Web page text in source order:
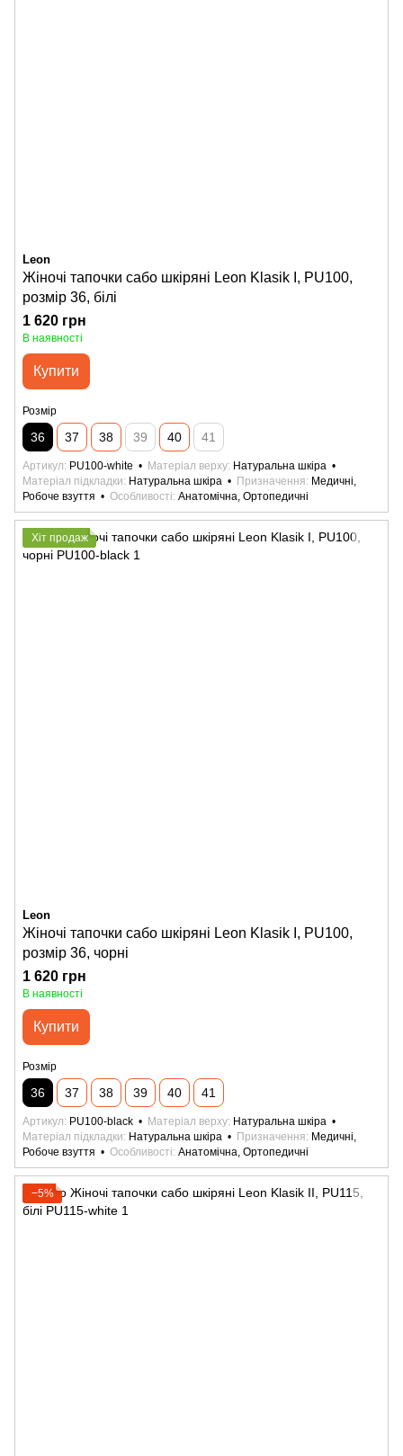
Leon
Жіночі тапочки сабо шкіряні Leon Klasik I, PU100,
розмір 36, білі
1 620 грн
В наявності
Купити
Розмір
36 37 38 39 40 41
Артикул PU100-white Матеріал верху Натуральна шкіра
Матеріал підкладки
Натуральна шкіра Призначення
Медичні,
Робоче взуття
Особливості Анатомічна, Ортопедичні
Хіт продаж
Leon
Жіночі тапочки сабо шкіряні Leon Klasik I, PU100,
розмір 36, чорні
1 620 грн
В наявності
Купити
Розмір
36 37 38 39 40 41
Артикул PU100-black Матеріал верху Натуральна шкіра
Матеріал підкладки
Натуральна шкіра Призначення
Медичні,
Робоче взуття
Особливості Анатомічна, Ортопедичні
−5%